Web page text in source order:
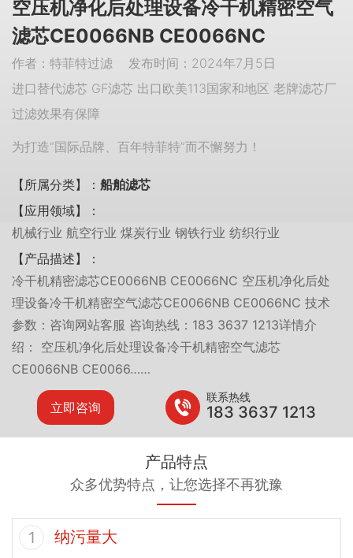
空压机净化后处理设备冷干机精密空气
滤芯CE0066NB CE0066NC
作者：特菲特过滤 发布时间：2024年7月5日
进口替代滤芯 GF滤芯 出口欧美113国家和地区 老牌滤芯厂
过滤效果有保障
为打造“国际品牌、百年特菲特”而不懈努力！
【所属分类】： 船舶滤芯
【应用领域】：
机械行业 航空行业 煤炭行业 钢铁行业 纺织行业
【产品描述】：
冷干机精密滤芯CE0066NB CE0066NC 空压机净化后处
理设备冷干机精密空气滤芯CE0066NB CE0066NC 技术
参数：咨询网站客服 咨询热线：183 3637 1213详情介
绍： 空压机净化后处理设备冷干机精密空气滤芯
CE0066NB CE0066……
立即咨询
联系热线
183 3637 1213
产品特点
众多优势特点，让您选择不再犹豫
1 纳污量大